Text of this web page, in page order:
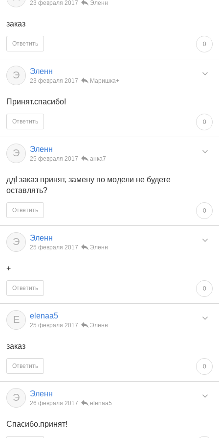
23 февраля 2017 Эленн
заказ
0
Ответить
Э Эленн
23 февраля 2017 Маришка+
Принят.спасибо!
0
Ответить
Э Эленн
25 февраля 2017 анка7
дд! заказ принят, замену по модели не будете
оставлять?
0
Ответить
Э Эленн
25 февраля 2017 Эленн
+
0
Ответить
E elenaa5
25 февраля 2017 Эленн
заказ
0
Ответить
Э Эленн
26 февраля 2017 elenaa5
Спасибо.принят!